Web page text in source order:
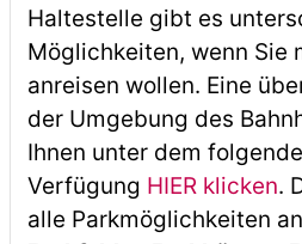
Haltestelle gibt es
Möglichkeiten, wenn Sie
anreisen wollen. Eine
der Umgebung des
Ihnen unter dem
Verfügung HIER klicken.
alle Parkmöglichkeiten